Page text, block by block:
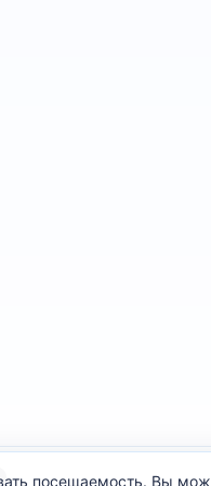
посещаемость. Вы